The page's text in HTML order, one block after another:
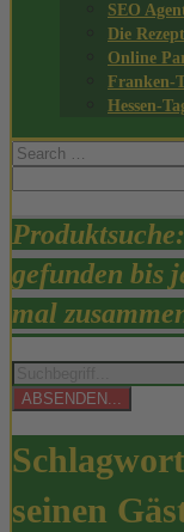
SEO
Die
Online
Franken-
Hessen-
Search
for:
gefunden bis
mal
Products
search
ABSENDEN...
seinen